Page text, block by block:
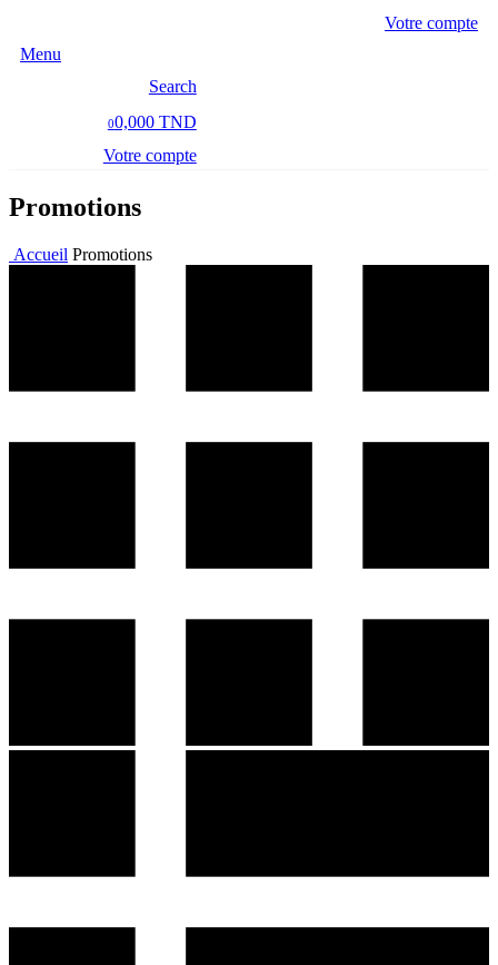
Votre compte
Menu
Search
00,000 TND
Votre compte
Promotions
Accueil Promotions